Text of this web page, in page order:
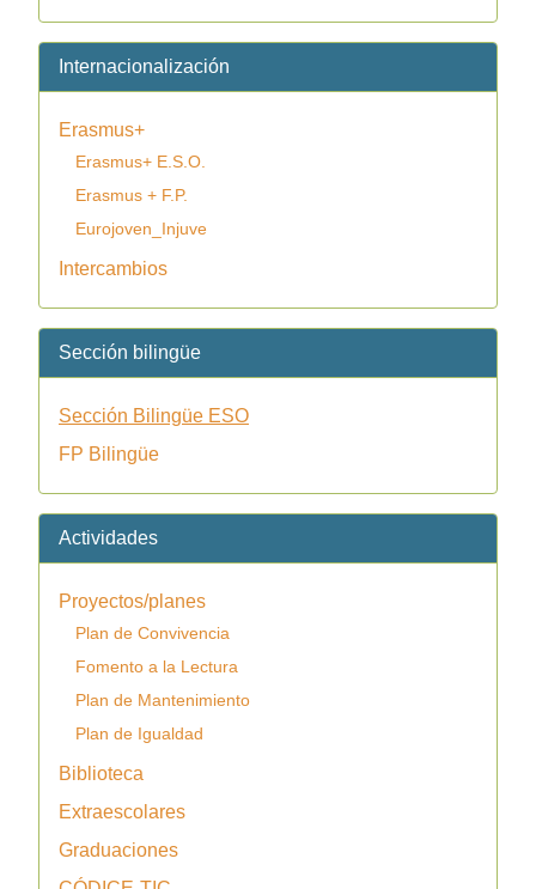
Internacionalización
Erasmus+
Erasmus+ E.S.O.
Erasmus + F.P.
Eurojoven_Injuve
Intercambios
Sección bilingüe
Sección Bilingüe ESO
FP Bilingüe
Actividades
Proyectos/planes
Plan de Convivencia
Fomento a la Lectura
Plan de Mantenimiento
Plan de Igualdad
Biblioteca
Extraescolares
Graduaciones